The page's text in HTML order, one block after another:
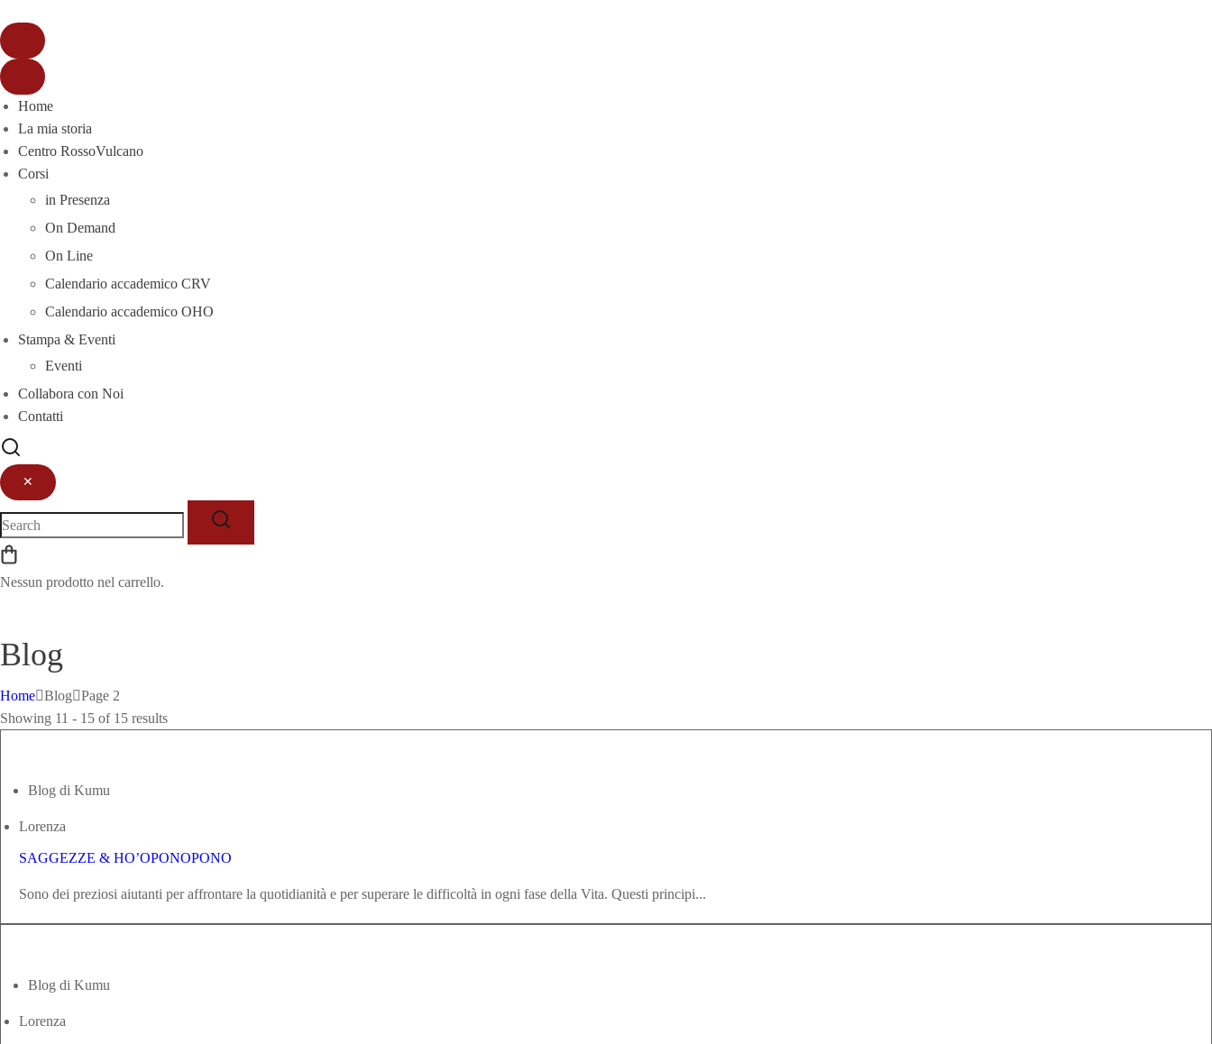
Home
La mia storia
Centro RossoVulcano
Corsi
in Presenza
On Demand
On Line
Calendario accademico CRV
Calendario accademico OHO
Stampa & Eventi
Eventi
Collabora con Noi
Contatti
✕
Nessun prodotto nel carrello.
Blog
Home Blog
Page 2
Showing 11 - 15 of 15 results
Blog di Kumu
Lorenza
SAGGEZZE & HO’OPONOPONO
Sono dei preziosi aiutanti per affrontare la quotidianità e per superare le difficoltà in ogni fase della Vita. Questi principi...
Blog di Kumu
Lorenza